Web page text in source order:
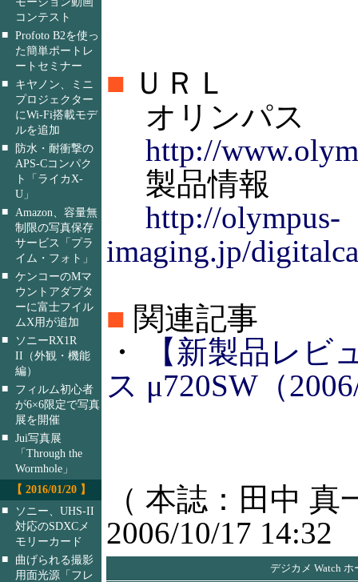
コンテスト
■ Profoto B2を使っ
た簡単ポートレ
ートセミナー
■
キヤノン、ミニ
プロジェクター
にWi-Fi搭載モデ
ルを追加
■
防水・耐衝撃の
APS-Cコンパク
ト「ライカX-
U」
■
Amazon、容量無
制限の写真保存
サービス「プラ
イム・フォト」
■ ケンコーのMマ
ウントアダプタ
ーに富士フイル
ムX用が追加
■
ソニーRX1R
II（外観・機能
編）
■
フィルム初心者
が6×6限定で写真
展を開催
■ Jui写真展
「Through the
Wormhole」
【 2016/01/20 】
■
ソニー、UHS-II
対応のSDXCメ
モリーカード
■
曲げられる撮影
用面光源「フレ
■ ＵＲＬ
オリンパス
http://
製品情報
http://olympus-
imaging.jp/
■ 関連記事
・
【新製品レビ
ス μ720SW（
（ 本誌：田中 真
2006/10/17 14:32
デジカメ Watch ホ